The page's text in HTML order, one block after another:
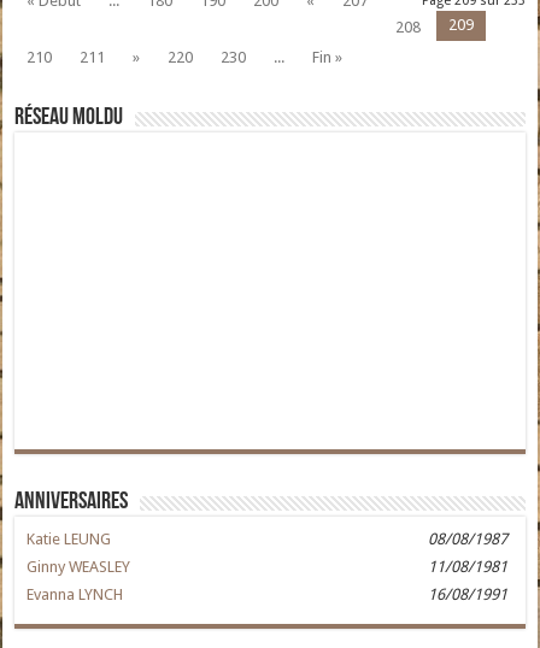
208
209
210
211 » 220 230 ... Fin »
Réseau moldu
Anniversaires
Katie LEUNG
08/08/1987
Ginny WEASLEY
11/08/1981
Evanna LYNCH
16/08/1991